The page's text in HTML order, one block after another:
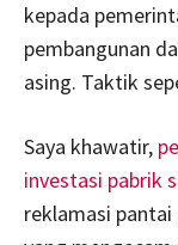
kepada
pembangunan
asing. Taktik
Saya khawatir,
investasi pabrik
reklamasi